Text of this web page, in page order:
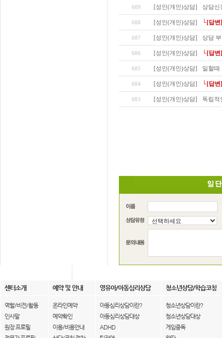
689 [성인(개인)상담] 상담신
688 [성인(개인)상담] └[답변]
687 [성인(개인)상담] 상담
686 [성인(개인)상담] └[답변]
685 [성인(개인)상담] 일할때
684 [성인(개인)상담] └[답변]
683 [성인(개인)상담] 독립적
센터소개 예약 및 안내 영유아/아동심리상담 청소년상담/학습코칭
역할/비전/활동
인사말
원장 프로필
온라인예약
예약확인
이용/비용안내
아동심리상담이란?
아동심리상담대상
ADHD
청소년상담이란?
청소년상담대상
게임중독